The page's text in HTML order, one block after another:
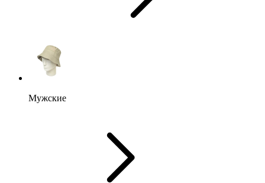
Мужские